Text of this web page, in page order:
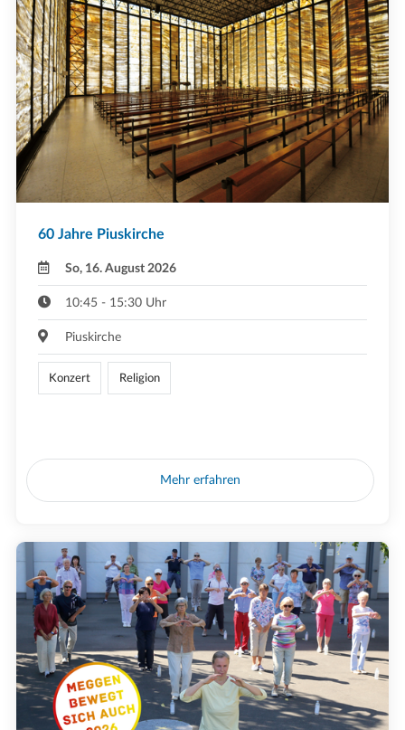
60 Jahre Piuskirche
So, 16. August 2026
10:45 - 15:30 Uhr
Piuskirche
Konzert Religion
Mehr erfahren